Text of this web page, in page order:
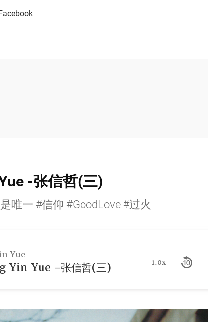
-张信哲(三)
唯一 #信仰 #GoodLove #过火
Yue
Yin Yue -张信哲(三) 1.0x